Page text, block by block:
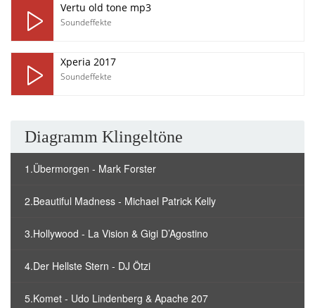
Vertu old tone mp3
Soundeffekte
Xperia 2017
Soundeffekte
Diagramm Klingeltöne
1.Übermorgen - Mark Forster
2.Beautiful Madness - Michael Patrick Kelly
3.Hollywood - La Vision & Gigi D’Agostino
4.Der Hellste Stern - DJ Ötzi
5.Komet - Udo Lindenberg & Apache 207